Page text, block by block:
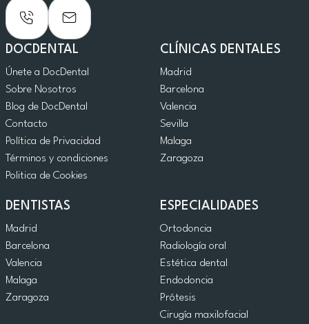
DOCDENTAL
Únete a DocDental
Sobre Nosotros
Blog de DocDental
Contacto
Política de Privacidad
Términos y condiciones
Politica de Cookies
CLÍNICAS DENTALES
Madrid
Barcelona
Valencia
Sevilla
Malaga
Zaragoza
DENTISTAS
Madrid
Barcelona
Valencia
Malaga
Zaragoza
ESPECIALIDADES
Ortodoncia
Radiología oral
Estética dental
Endodoncia
Prótesis
Cirugía maxilofacial